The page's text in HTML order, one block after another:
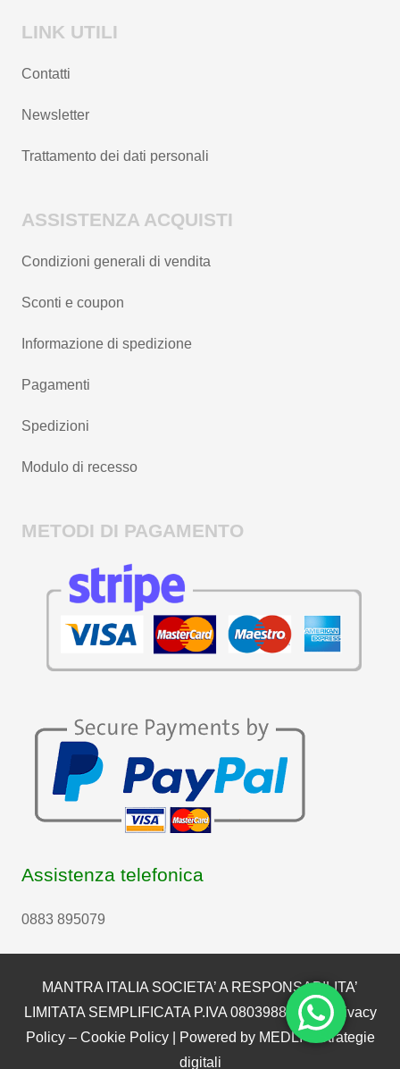
LINK UTILI
Contatti
Newsletter
Trattamento dei dati personali
ASSISTENZA ACQUISTI
Condizioni generali di vendita
Sconti e coupon
Informazione di spedizione
Pagamenti
Spedizioni
Modulo di recesso
METODI DI PAGAMENTO
Assistenza telefonica
0883 895079
MANTRA ITALIA SOCIETA’ A RESPONSABILITA’
LIMITATA SEMPLIFICATA P.IVA 08039880722 | Privacy
Policy– Cookie Policy| Powered by MEDLI – Strategie
digitali